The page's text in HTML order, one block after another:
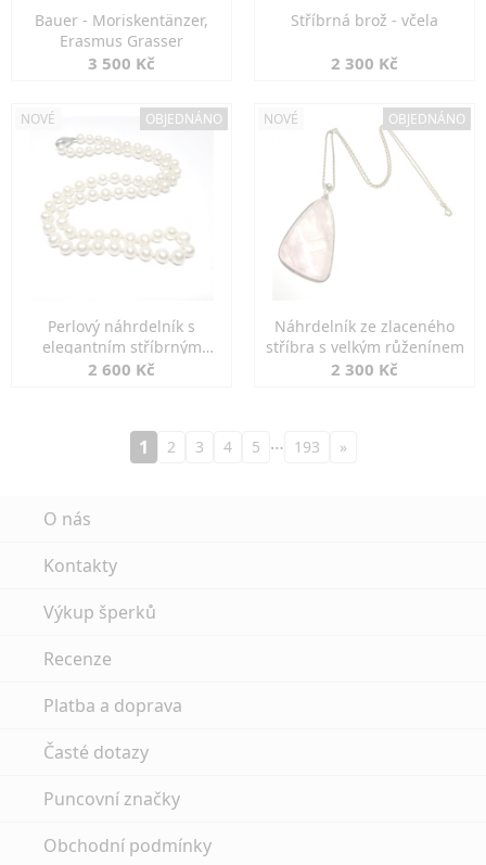
Bauer - Moriskentänzer,
Erasmus Grasser
3 500 Kč
Stříbrná brož - včela
2 300 Kč
NOVÉ OBJEDNÁNO
Perlový náhrdelník s
elegantním stříbrným
zapínáním
2 600 Kč
NOVÉ OBJEDNÁNO
Náhrdelník ze zlaceného
stříbra s velkým růženínem
2 300 Kč
1 2 3 4 5 … 193 »
O nás
Kontakty
Výkup šperků
Recenze
Platba a doprava
Časté dotazy
Puncovní značky
Obchodní podmínky